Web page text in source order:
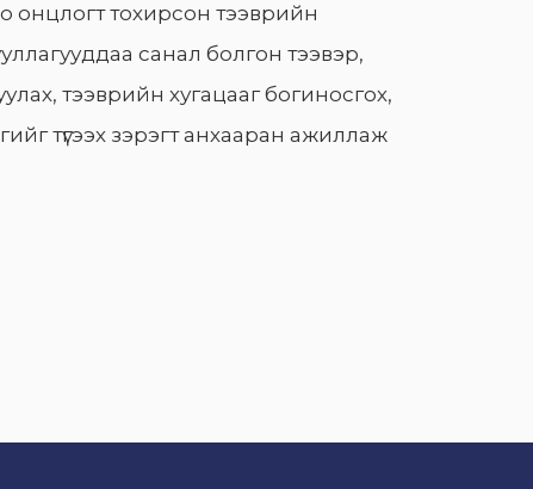
тохирсон тээврийн
санал болгон тээвэр,
тээврийн хугацааг богиносгох,
түгээх зэрэгт анхааран ажиллаж